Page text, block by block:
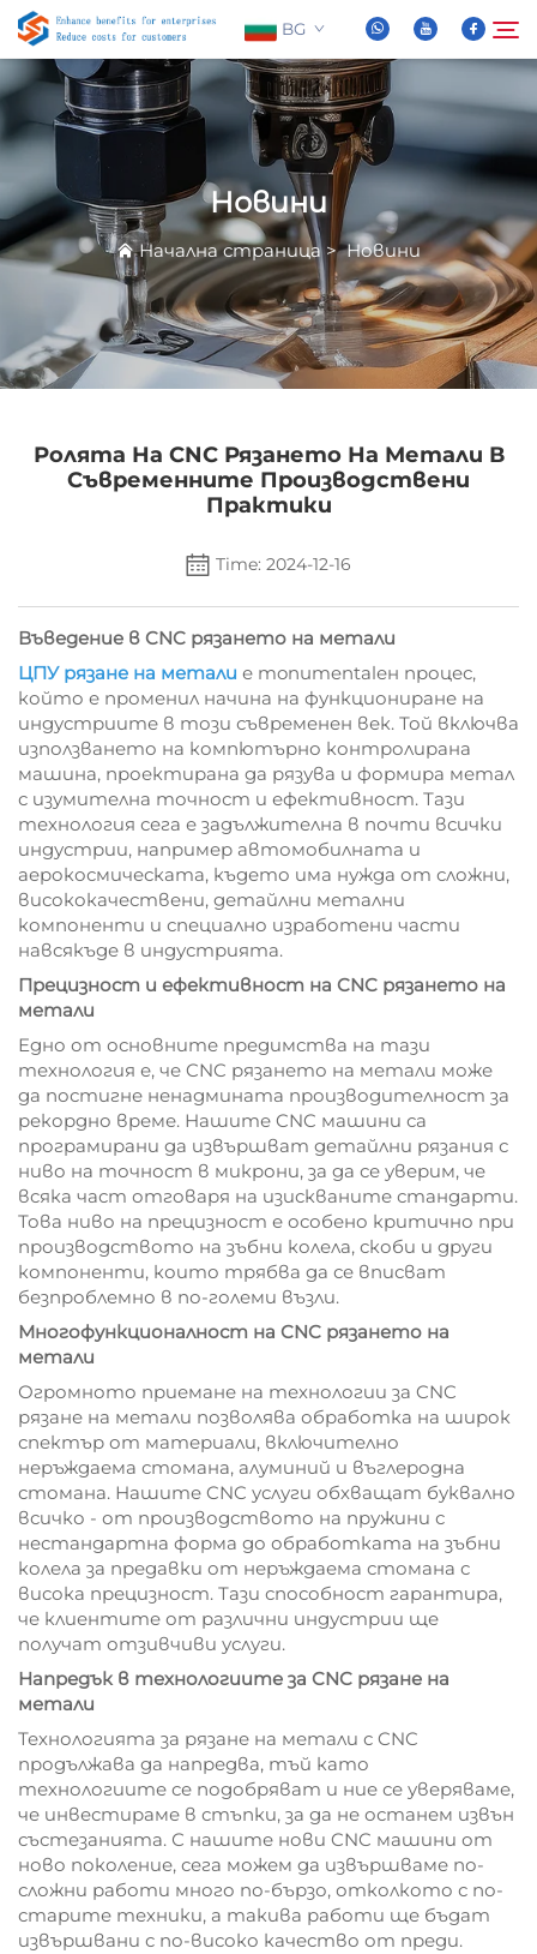
BG
За Нас
Продукти
Новини
ЧЗВ
Свържете Се с Нас
Търсене
Новини
Начална страница>Новини
Ролята На CNC Рязането На Метали В
Съвременните Производствени
Практики
Time: 2024-12-16
Въведение в CNC рязането на метали
ЦПУ рязане на метали е monumentalен процес,
който е променил начина на функциониране на
индустриите в този съвременен век. Той включва
използването на компютърно контролирана
машина, проектирана да рязува и формира метал
с изумителна точност и ефективност. Тази
технология сега е задължителна в почти всички
индустрии, например автомобилната и
аерокосмическата, където има нужда от сложни,
висококачествени, детайлни метални
компоненти и специално изработени части
навсякъде в индустрията.
Прецизност и ефективност на CNC рязането на
метали
Едно от основните предимства на тази
технология е, че CNC рязането на метали може
да постигне ненадмината производителност за
рекордно време. Нашите CNC машини са
програмирани да извършват детайлни рязания с
ниво на точност в микрони, за да се уверим, че
всяка част отговаря на изискваните стандарти.
Това ниво на прецизност е особено критично при
производството на зъбни колела, скоби и други
компоненти, които трябва да се вписват
безпроблемно в по-големи възли.
Многофункционалност на CNC рязането на
метали
Огромното приемане на технологии за CNC
рязане на метали позволява обработка на широк
спектър от материали, включително
неръждаема стомана, алуминий и въглеродна
стомана. Нашите CNC услуги обхващат буквално
всичко - от производството на пружини с
нестандартна форма до обработката на зъбни
колела за предавки от неръждаема стомана с
висока прецизност. Тази способност гарантира,
че клиентите от различни индустрии ще
получат отзивчиви услуги.
Напредък в технологиите за CNC рязане на
метали
Технологията за рязане на метали с CNC
продължава да напредва, тъй като
технологиите се подобряват и ние се уверяваме,
че инвестираме в стъпки, за да не останем извън
състезанията. С нашите нови CNC машини от
ново поколение, сега можем да извършваме по-
сложни работи много по-бързо, отколкото с по-
старите техники, а такива работи ще бъдат
извършвани с по-високо качество от преди.